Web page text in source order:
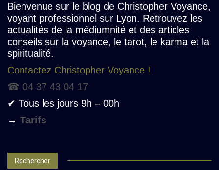
Bienvenue sur le blog de Christopher Voyance,
voyant professionnel sur Lyon. Retrouvez les
actualités de la médiumnité et des articles
conseils sur la voyance, le tarot, le karma et la
spiritualité.
Contactez Christopher Voyance !
☎ 04 37 43 04 17
✔ Tous les jours 9h – 00h
→ Tarifs
Rechercher